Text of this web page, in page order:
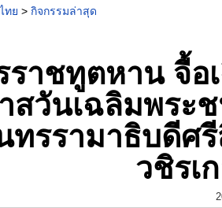
ทย > กิจกรรมล่าสุด
ราชทูตหาน จื้อ
สวันเฉลิมพระ
ทรรามาธิบดีศ
วชิรเ